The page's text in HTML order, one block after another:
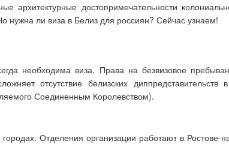
архитектурные достопримечательности
нужна ли виза в Белиз для россиян? Сейчас узнаем!
необходима виза. Права на безвизовое
отсутствие белизских
Соединенным Королевством).
Отделения организации работают в Ростове-